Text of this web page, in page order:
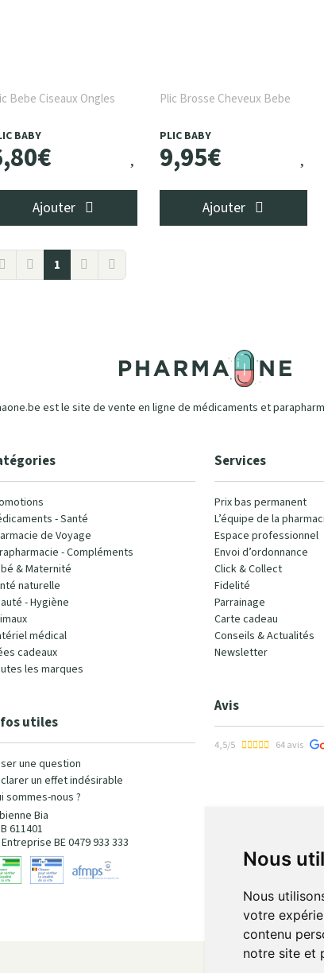
Nous
Nous
votre
contenu
notre site et
Bebe Ciseaux Ongles
BABY
,80€
Ajouter
Plic Brosse Cheveux Bebe
PLIC BABY
9,95€
Ajouter
1
est le site de vente en ligne de médicaments et
- Santé
de Voyage
- Compléments
& Maternité
naturelle
- Hygiène
médical
cadeaux
les marques
utiles
une question
un effet indésirable
sommes-nous ?
Bia
611401
Entreprise BE 0479 933 333
Services
Prix bas permanent
L’équipe de la
Espace professionnel
Envoi d’ordonnance
Click & Collect
Fidelité
Parrainage
Carte cadeau
Conseils & Actualités
Newsletter
Avis
4,5/5 64 avis